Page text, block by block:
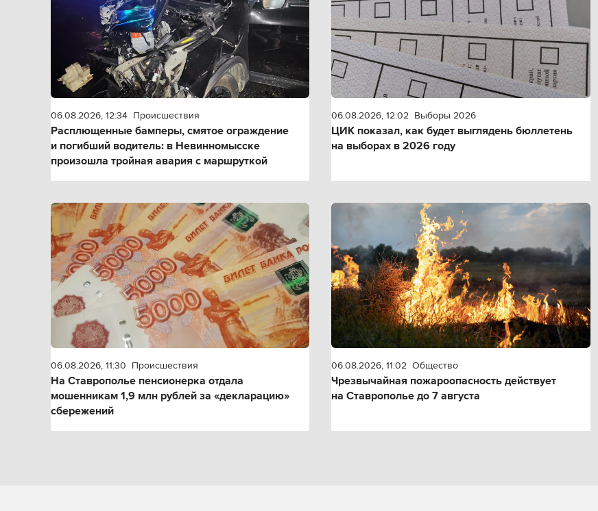
06.08.2026, 12:34 Происшествия
Расплющенные бамперы, смятое ограждение
и погибший водитель: в Невинномысске
произошла тройная авария с маршруткой
06.08.2026, 12:02 Выборы 2026
ЦИК показал, как будет выглядень бюллетень
на выборах в 2026 году
06.08.2026, 11:30 Происшествия
На Ставрополье пенсионерка отдала
мошенникам 1,9 млн рублей за «декларацию»
сбережений
06.08.2026, 11:02 Общество
Чрезвычайная пожароопасность действует
на Ставрополье до 7 августа